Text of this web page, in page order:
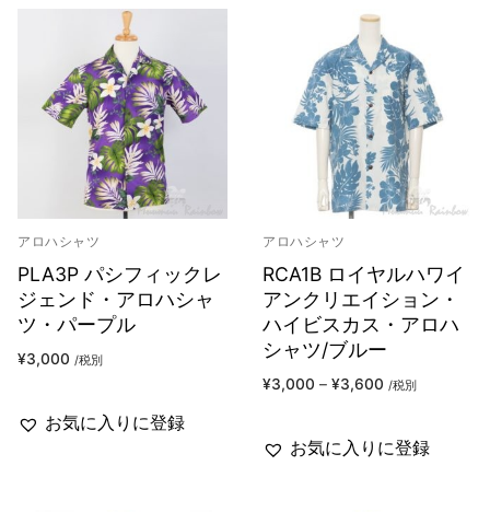
アロハシャツ
PLA3P パシフィックレ
ジェンド・アロハシャ
ツ・パープル
¥3,000 /税別
お気に入りに登録
アロハシャツ
RCA1B ロイヤルハワイ
アンクリエイション・
ハイビスカス・アロハ
シャツ/ブルー
¥3,000 – ¥3,600 /税別
お気に入りに登録